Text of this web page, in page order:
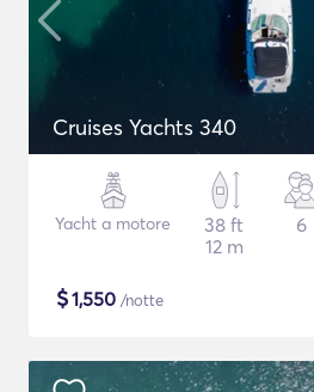
Cruises Yachts 340
Yacht a motore
38 ft
12 m
6
$1,550 /notte